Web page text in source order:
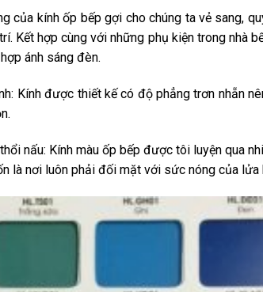
của kính ốp bếp gợi cho chúng ta vẻ sang,
Kết hợp cùng với những phụ kiện trong nhà
ánh sáng đèn.
Kính được thiết kế có độ phẳng trơn nhẵn
nấu: Kính màu ốp bếp được tôi luyện qua
là nơi luôn phải đối mặt với sức nóng của lửa